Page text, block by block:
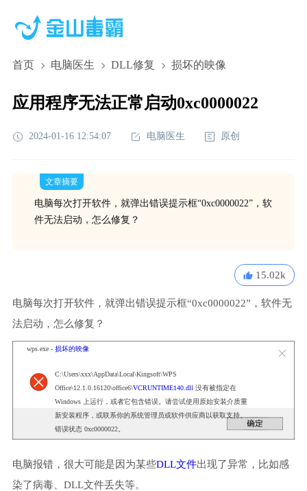
首页 电脑医生 DLL修复 损坏的映像
应用程序无法正常启动0xc0000022
2024-01-16 12:54:07 电脑医生 原创
文章摘要
电脑每次打开软件，就弹出错误提示框“0xc0000022”，软
件无法启动，怎么修复？
15.02k
电脑每次打开软件，就弹出错误提示框“0xc0000022”，软件无
法启动，怎么修复？
wps.exe - 损坏的映像
C:\Users\xxx\AppData\Local\Kingsoft\WPS
Office\12.1.0.16120\office6\VCRUNTIME140.dll 没有被指定在
Windows 上运行，或者它包含错误。请尝试使用原始安装介质重
新安装程序，或联系你的系统管理员或软件供应商以获取支持。
错误状态 0xc0000022。
电脑报错，很大可能是因为某些DLL文件出现了异常，比如感
染了病毒、DLL文件丢失等。